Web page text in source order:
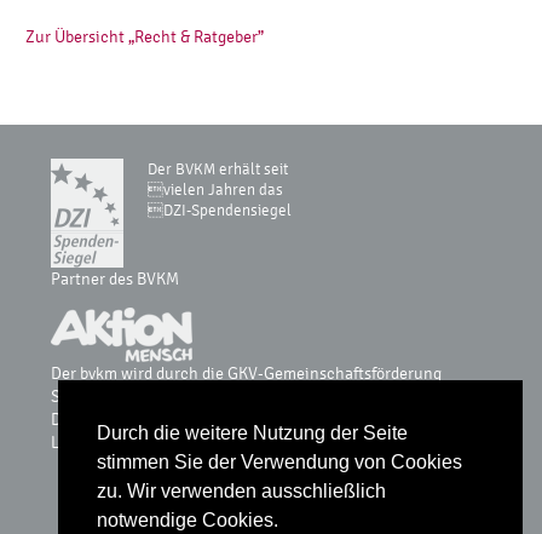
Durch die weitere Nutzung der Seite
stimmen Sie der Verwendung von Cookies
zu. Wir verwenden ausschließlich
notwendige Cookies.
Zur Übersicht „Recht & Ratgeber”
Der BVKM erhält seit
vielen Jahren das
DZI-Spendensiegel
Partner des BVKM
Der bvkm wird durch die GKV-Gemeinschaftsförderung
Selbsthilfe auf Bundesebene, vdek, AOK-Bundesverband, BKK
Dachverband, IKK, Knappschaft & Sozialversicherung für
Landwirtschaft, Forsten und Gartenbau gefördert.